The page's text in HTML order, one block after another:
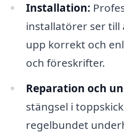
Installation:
installatörer ser till
upp korrekt och
och föreskrifter.
Reparation och
stängsel i
regelbundet